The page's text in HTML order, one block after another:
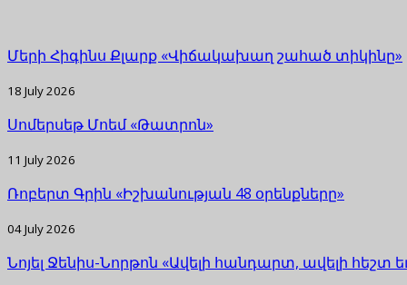
Մերի Հիգինս Քլարք «Վիճակախաղ շահած տիկինը»
18 July 2026
Սոմերսեթ Մոեմ «Թատրոն»
11 July 2026
Ռոբերտ Գրին «Իշխանության 48 օրենքները»
04 July 2026
Նոյել Ջենիս-Նորթոն «Ավելի հանդարտ, ավելի հեշտ